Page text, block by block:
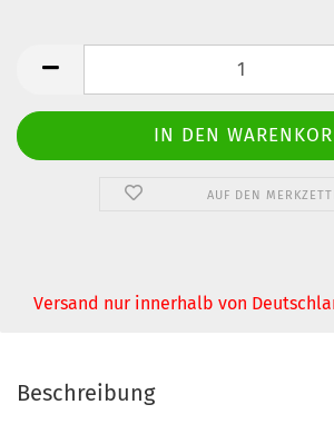
AUF DEN
Versand nur innerhalb von
Beschreibung